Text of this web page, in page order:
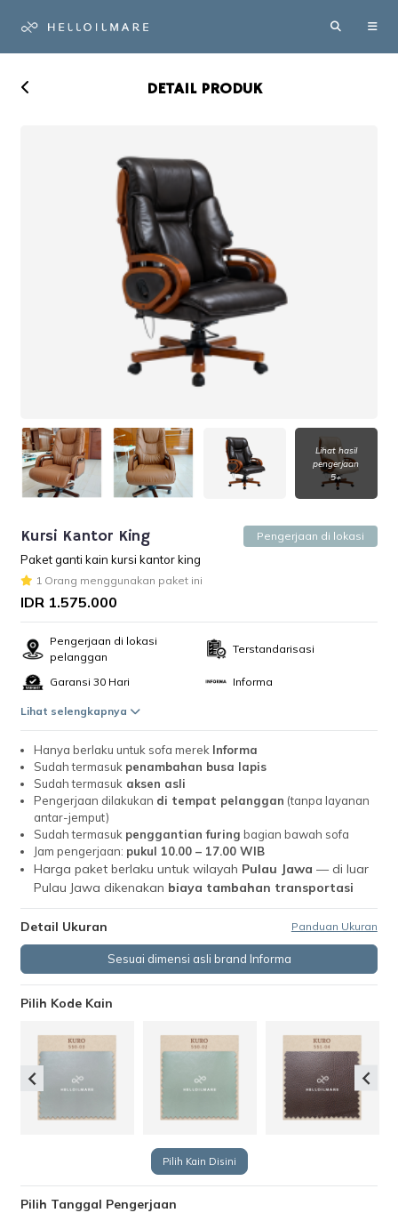
DETAIL PRODUK
Lihat hasil
pengerjaan
5+
Kursi Kantor King Pengerjaan di lokasi
Paket ganti kain kursi kantor king
1 Orang menggunakan paket ini
IDR 1.575.000
Pengerjaan di lokasi
pelanggan
Terstandarisasi
Garansi 30 Hari Informa
Lihat selengkapnya
Hanya berlaku untuk sofa merek Informa
Sudah termasuk penambahan busa lapis
Sudah termasuk aksen asli
Pengerjaan dilakukan di tempat pelanggan (tanpa layanan
antar-jemput)
Sudah termasuk penggantian furing bagian bawah sofa
Jam pengerjaan: pukul 10.00 – 17.00 WIB
Harga paket berlaku untuk wilayah Pulau Jawa — di luar
Pulau Jawa dikenakan biaya tambahan transportasi
Detail Ukuran Panduan Ukuran
Sesuai dimensi asli brand Informa
Pilih Kode Kain
Pilih Kain Disini
Pilih Tanggal Pengerjaan